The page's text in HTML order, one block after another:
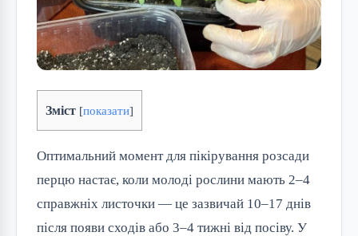
Зміст [показати]
Оптимальний момент для пікірування розсади
перцю настає, коли молоді рослини мають 2–4
справжніх листочки — це зазвичай 10–17 днів
після появи сходів або 3–4 тижні від посіву. У